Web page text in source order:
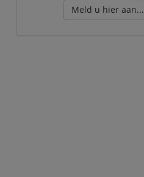
Meld u hier aan...